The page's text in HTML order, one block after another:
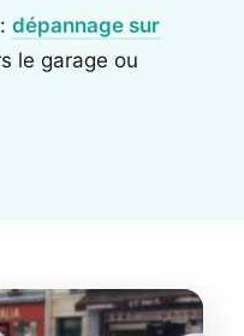
: dépannage sur
le garage ou